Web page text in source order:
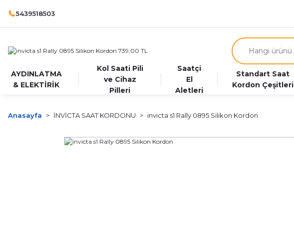
5439518503
AYDINLATMA
& ELEKTİRİK
Kol Saati Pili
ve Cihaz
Pilleri
Saatçi
El
Aletleri
Standart Saat
Kordon Çeşitleri
Anasayfa İNVİCTA SAAT KORDONU invicta s1 Rally 0895 Silikon Kordon